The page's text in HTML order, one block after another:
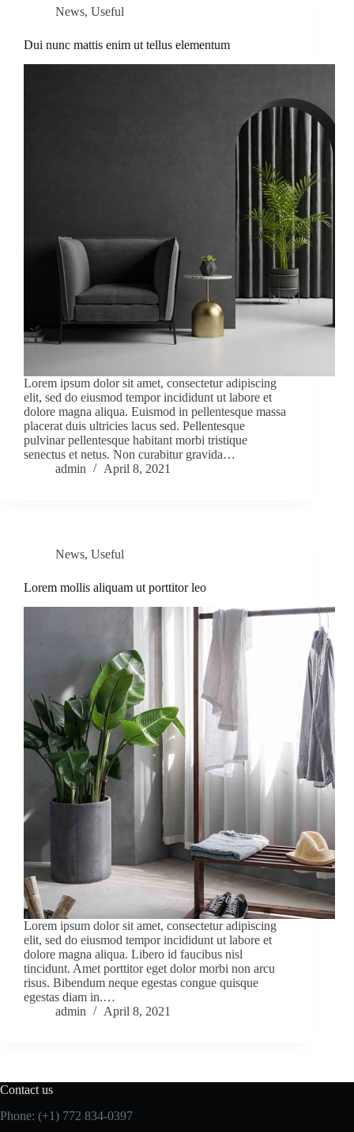
News, Useful
Dui nunc mattis enim ut tellus elementum
Lorem ipsum dolor sit amet, consectetur adipiscing
elit, sed do eiusmod tempor incididunt ut labore et
dolore magna aliqua. Euismod in pellentesque massa
placerat duis ultricies lacus sed. Pellentesque
pulvinar pellentesque habitant morbi tristique
senectus et netus. Non curabitur gravida…
admin
April 8, 2021
News, Useful
Lorem mollis aliquam ut porttitor leo
Lorem ipsum dolor sit amet, consectetur adipiscing
elit, sed do eiusmod tempor incididunt ut labore et
dolore magna aliqua. Libero id faucibus nisl
tincidunt. Amet porttitor eget dolor morbi non arcu
risus. Bibendum neque egestas congue quisque
egestas diam in.…
admin
April 8, 2021
Contact us
Phone: (+1) 772 834-0397